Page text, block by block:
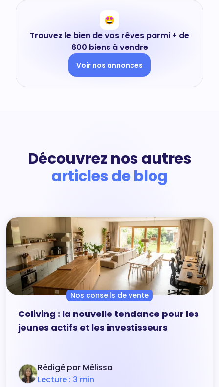
Trouvez le bien de vos rêves parmi + de
600 biens à vendre
Voir nos annonces
Découvrez nos autres
articles de blog
Nos conseils de vente
Coliving : la nouvelle tendance pour les
jeunes actifs et les investisseurs
Rédigé par Mélissa
Lecture : 3 min